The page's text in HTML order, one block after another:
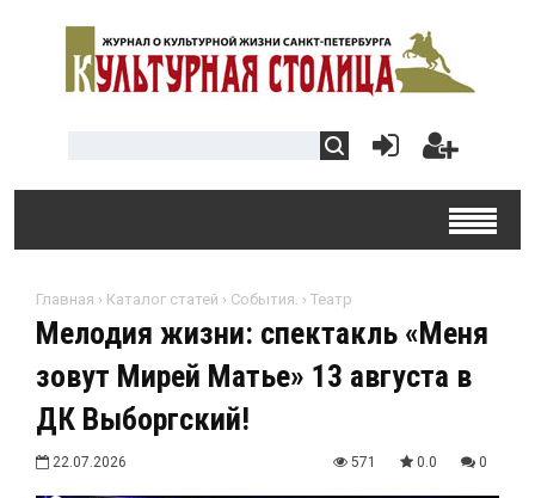
Главная › Каталог статей › События. › Театр
Мелодия жизни: спектакль «Меня
зовут Мирей Матье» 13 августа в
ДК Выборгский!
22.07.2026 571 0.0 0